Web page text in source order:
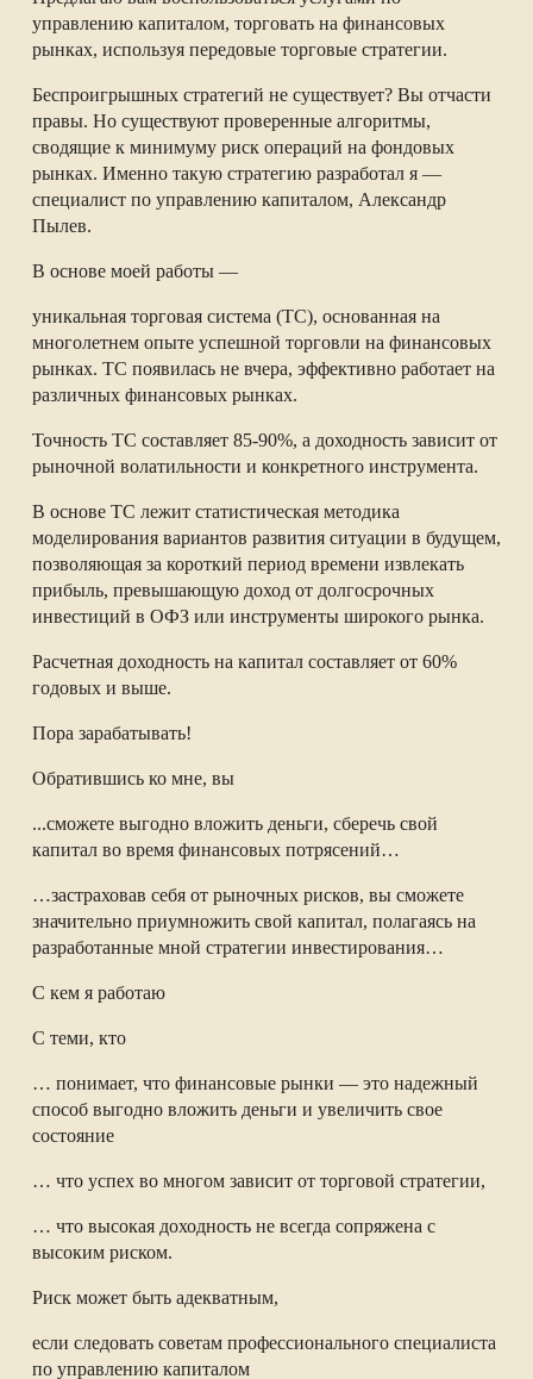
управлению капиталом, торговать на финансовых
рынках, используя передовые торговые стратегии.
Беспроигрышных стратегий не существует? Вы отчасти
правы. Но существуют проверенные алгоритмы,
сводящие к минимуму риск операций на фондовых
рынках. Именно такую стратегию разработал я —
специалист по управлению капиталом, Александр
Пылев.
В основе моей работы —
уникальная торговая система (ТС), основанная на
многолетнем опыте успешной торговли на финансовых
рынках. ТС появилась не вчера, эффективно работает на
различных финансовых рынках.
Точность ТС составляет 85-90%, а доходность зависит от
рыночной волатильности и конкретного инструмента.
В основе ТС лежит статистическая методика
моделирования вариантов развития ситуации в будущем,
позволяющая за короткий период времени извлекать
прибыль, превышающую доход от долгосрочных
инвестиций в ОФЗ или инструменты широкого рынка.
Расчетная доходность на капитал составляет от 60%
годовых и выше.
Пора зарабатывать!
Обратившись ко мне, вы
...сможете выгодно вложить деньги, сберечь свой
капитал во время финансовых потрясений…
…застраховав себя от рыночных рисков, вы сможете
значительно приумножить свой капитал, полагаясь на
разработанные мной стратегии инвестирования…
С кем я работаю
С теми, кто
… понимает, что финансовые рынки — это надежный
способ выгодно вложить деньги и увеличить свое
состояние
… что успех во многом зависит от торговой стратегии,
… что высокая доходность не всегда сопряжена с
высоким риском.
Риск может быть адекватным,
если следовать советам профессионального специалиста
по управлению капиталом